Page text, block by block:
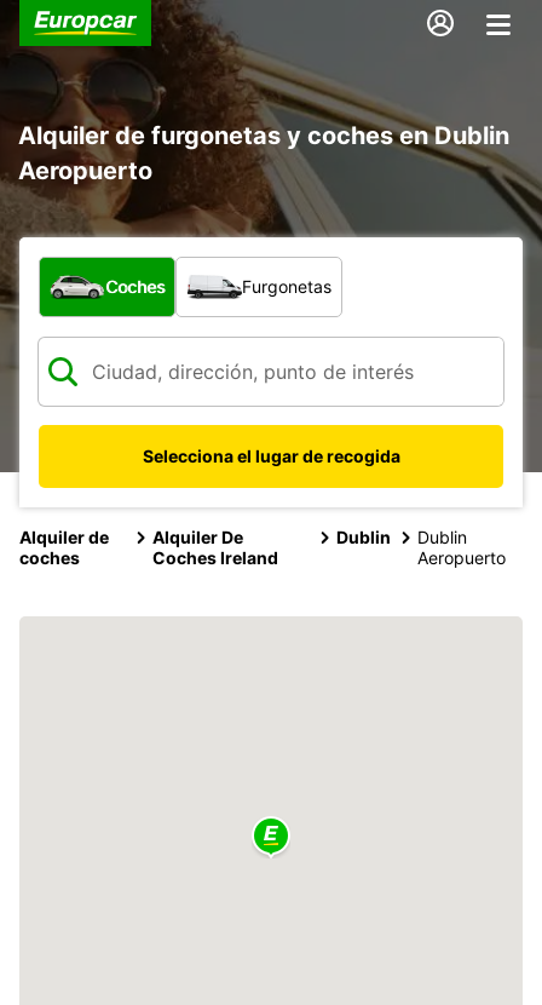
Alquiler de furgonetas y coches en Dublin
Aeropuerto
¿Qué tipo de vehículo?
Coches Furgonetas
Selecciona el lugar de recogida
Alquiler de
coches
Alquiler De
Coches Ireland
Dublin
Dublin
Aeropuerto